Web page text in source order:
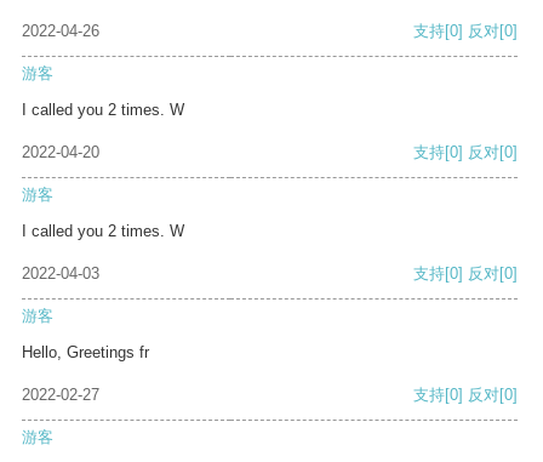
2022-04-26 支持[0] 反对[0]
游客
I called you 2 times. W
2022-04-20 支持[0] 反对[0]
游客
I called you 2 times. W
2022-04-03 支持[0] 反对[0]
游客
Hello, Greetings fr
2022-02-27 支持[0] 反对[0]
游客